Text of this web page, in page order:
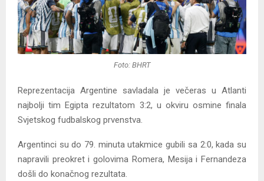
Foto: BHRT
Reprezentacija Argentine savladala je večeras u Atlanti
najbolji tim Egipta rezultatom 3:2, u okviru osmine finala
Svjetskog fudbalskog prvenstva.
Argentinci su do 79. minuta utakmice gubili sa 2:0, kada su
napravili preokret i golovima Romera, Mesija i Fernandeza
došli do konačnog rezultata.